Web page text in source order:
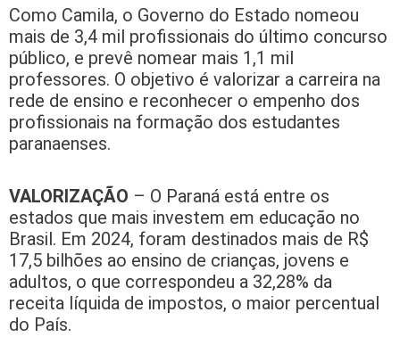
Como Camila, o Governo do Estado nomeou
mais de 3,4 mil profissionais do último concurso
público, e prevê nomear mais 1,1 mil
professores. O objetivo é valorizar a carreira na
rede de ensino e reconhecer o empenho dos
profissionais na formação dos estudantes
paranaenses.
VALORIZAÇÃO – O Paraná está entre os
estados que mais investem em educação no
Brasil. Em 2024, foram destinados mais de R$
17,5 bilhões ao ensino de crianças, jovens e
adultos, o que correspondeu a 32,28% da
receita líquida de impostos, o maior percentual
do País.